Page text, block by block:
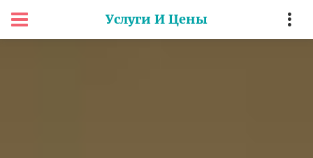
Услуги И Цены